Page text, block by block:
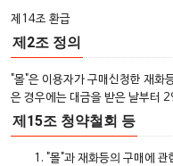
제14조 환급
제2조 정의
"몰"은 이용자가 구매신청한 재
은 경우에는 대금을 받은 날부터
제15조 청약철회 등
"몰"과 재화등의 구매에